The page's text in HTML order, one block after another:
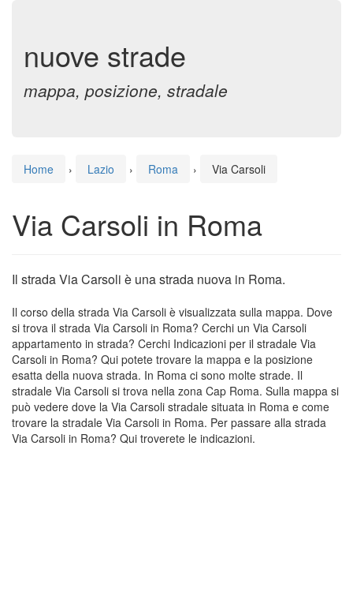
nuove strade
mappa, posizione, stradale
Home › Lazio › Roma › Via Carsoli
Via Carsoli in Roma
Il strada Via Carsoli è una strada nuova in Roma.
Il corso della strada Via Carsoli è visualizzata sulla mappa. Dove
si trova il strada Via Carsoli in Roma? Cerchi un Via Carsoli
appartamento in strada? Cerchi Indicazioni per il stradale Via
Carsoli in Roma? Qui potete trovare la mappa e la posizione
esatta della nuova strada. In Roma ci sono molte strade. Il
stradale Via Carsoli si trova nella zona Cap Roma. Sulla mappa si
può vedere dove la Via Carsoli stradale situata in Roma e come
trovare la stradale Via Carsoli in Roma. Per passare alla strada
Via Carsoli in Roma? Qui troverete le indicazioni.